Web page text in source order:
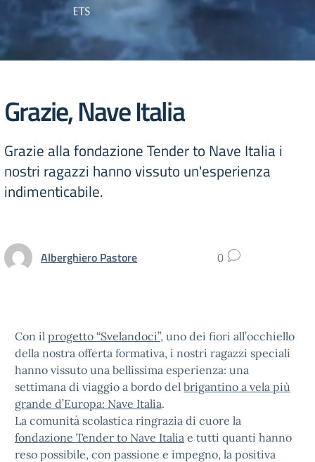
Grazie, Nave Italia
Grazie alla fondazione Tender to Nave Italia i
nostri ragazzi hanno vissuto un'esperienza
indimenticabile.
Alberghiero Pastore 0
Con il progetto “Svelandoci”, uno dei fiori all’occhiello
della nostra offerta formativa, i nostri ragazzi speciali
hanno vissuto una bellissima esperienza: una
settimana di viaggio a bordo del brigantino a vela più
grande d’Europa: Nave Italia.
La comunità scolastica ringrazia di cuore la
fondazione Tender to Nave Italia e tutti quanti hanno
reso possibile, con passione e impegno, la positiva